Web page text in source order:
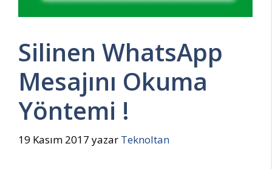
Silinen WhatsApp
Mesajını Okuma
Yöntemi !
19 Kasım 2017 yazar Teknoltan